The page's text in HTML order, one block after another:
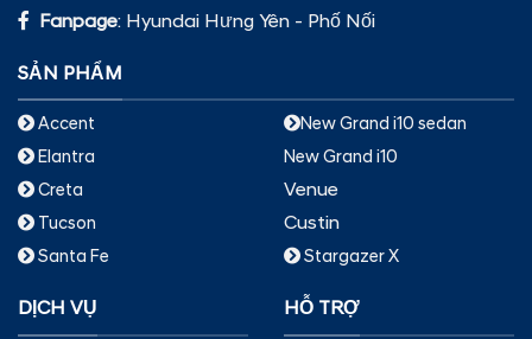
Fanpage: Hyundai Hưng Yên - Phố Nối
SẢN PHẨM
Accent
Elantra
Creta
Tucson
Santa Fe
New Grand i10 sedan
New Grand i10
Venue
Custin
Stargazer X
DỊCH VỤ HỖ TRỢ